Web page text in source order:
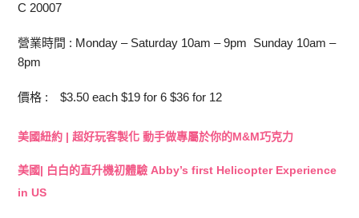
C 20007
營業時間 : Monday – Saturday 10am – 9pm Sunday 10am –
8pm
價格 : $3.50 each $19 for 6 $36 for 12
美國紐約 | 超好玩客製化 動手做專屬於你的M&M巧克力
美國| 白白的直升機初體驗 Abby’s first Helicopter Experience
in US